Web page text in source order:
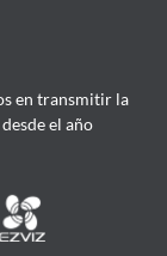
en transmitir la
el año